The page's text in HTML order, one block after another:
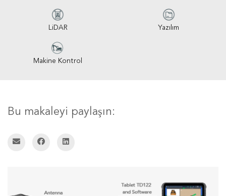
LiDAR Yazılım
Makine Kontrol
Bu makaleyi paylaşın: